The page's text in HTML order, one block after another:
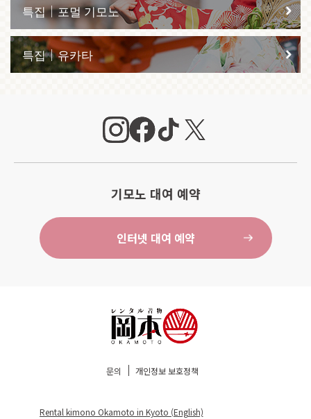
특집｜포멀 기모노
특집｜유카타
기모노 대여 예약
인터넷 대여 예약
문의 개인정보 보호정책
Rental kimono Okamoto in Kyoto (English)